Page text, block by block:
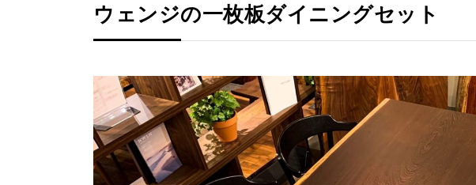
ウェンジの一枚板ダイニングセット